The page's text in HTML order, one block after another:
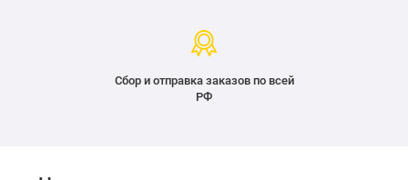
Сбор и отправка заказов по всей
РФ